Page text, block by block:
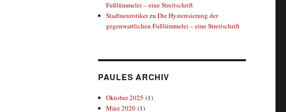
Fußlümmelei – eine Streitschrift
StadtneurotikerzuDie Hysterisierung der
gegenwartlichen Fußlümmelei – eine Streitschrift
PAULES ARCHIV
Oktober 2025 (1)
März 2020 (1)